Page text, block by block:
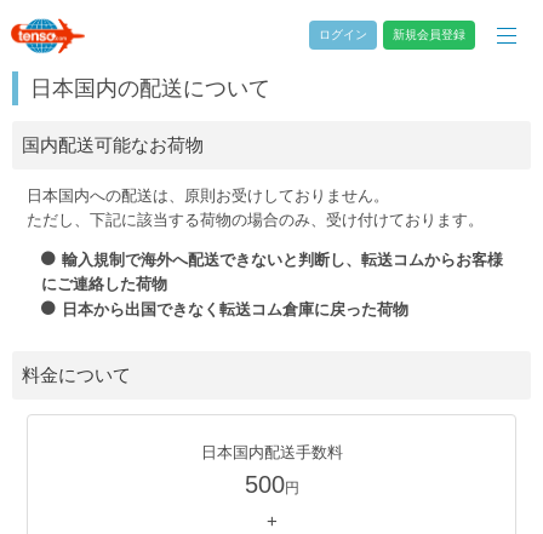
ログイン 新規会員登録
日本国内の配送について
国内配送可能なお荷物
日本国内への配送は、原則お受けしておりません。
ただし、下記に該当する荷物の場合のみ、受け付けております。
輸入規制で海外へ配送できないと判断し、転送コムからお客様
にご連絡した荷物
日本から出国できなく転送コム倉庫に戻った荷物
料金について
日本国内配送手数料
500円
+